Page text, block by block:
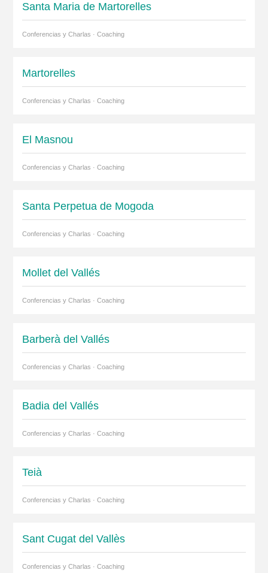
Santa Maria de Martorelles
Conferencias y Charlas · Coaching
Martorelles
Conferencias y Charlas · Coaching
El Masnou
Conferencias y Charlas · Coaching
Santa Perpetua de Mogoda
Conferencias y Charlas · Coaching
Mollet del Vallés
Conferencias y Charlas · Coaching
Barberà del Vallés
Conferencias y Charlas · Coaching
Badia del Vallés
Conferencias y Charlas · Coaching
Teià
Conferencias y Charlas · Coaching
Sant Cugat del Vallès
Conferencias y Charlas · Coaching